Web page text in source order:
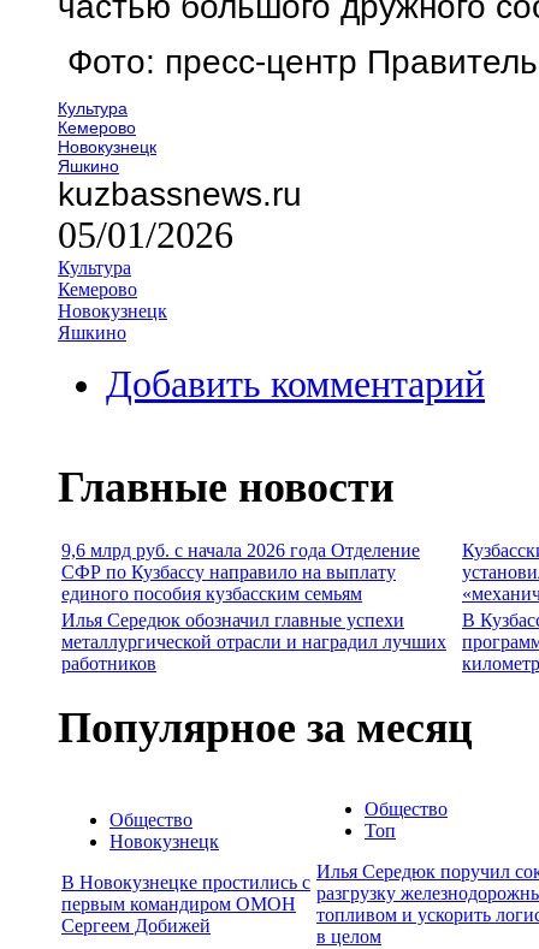
Фото: пресс-центр
Культура
Кемерово
Новокузнецк
Яшкино
kuzbassnews.ru
05/01/2026
Культура
Кемерово
Новокузнецк
Яшкино
Добавить комментарий
Главные новости
9,6 млрд руб. с начала 2026 года Отделение
СФР по Кузбассу направило на выплату
единого пособия кузбасским семьям
Илья Середюк обозначил главные успехи
металлургической отрасли и наградил лучших
работников
В
Популярное за месяц
Общество
Новокузнецк
В Новокузнецке простились с
первым командиром ОМОН
Сергеем Добижей
Общество
Топ
Илья Середюк поручил
разгрузку
топливом и ускорить
в целом